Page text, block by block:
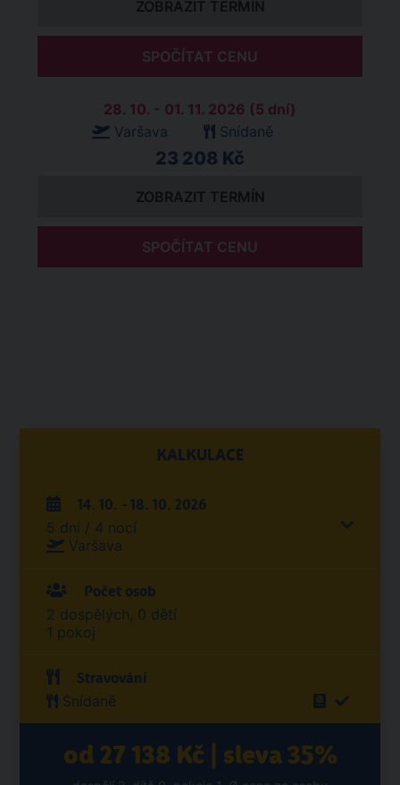
ZOBRAZIT TERMÍN
SPOČÍTAT CENU
28. 10. - 01. 11. 2026 (5 dní)
Varšava
Snídaně
23 208 Kč
ZOBRAZIT TERMÍN
SPOČÍTAT CENU
KALKULACE
14. 10. - 18. 10. 2026
5 dní / 4 nocí
Varšava
Počet osob
2 dospělých, 0 dětí
1 pokoj
Stravování
Snídaně
od 27 138 Kč | sleva 35%